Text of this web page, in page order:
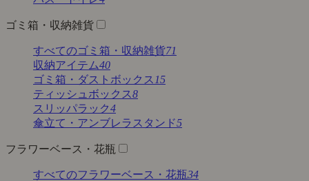
ゴミ箱・収納雑貨
すべてのゴミ箱・収納雑貨71
収納アイテム40
ゴミ箱・ダストボックス 15
ティッシュボックス8
スリッパラック4
傘立て・アンブレラスタンド5
フラワーベース・花瓶
すべてのフラワーベース・花瓶34